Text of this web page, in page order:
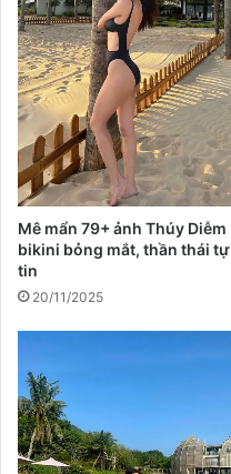
ờ
i
m
ê
Mê mẩn 79+ ảnh Thúy Diễm
bikini bỏng mắt, thần thái tự
tin
20/11/2025